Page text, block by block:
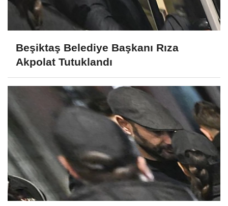
Beşiktaş Belediye Başkanı Rıza
Akpolat Tutuklandı